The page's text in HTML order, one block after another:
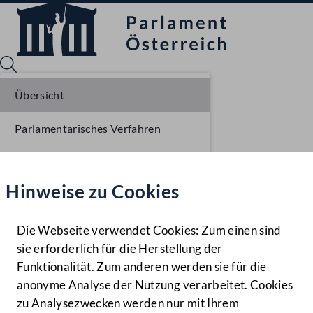
Hilfe
Benutzer
Navigationsmenü öffnen
MENÜ
Hinweise zu Cookies
Die Webseite verwendet Cookies: Zum einen sind
sie erforderlich für die Herstellung der
Funktionalität. Zum anderen werden sie für die
anonyme Analyse der Nutzung verarbeitet. Cookies
zu Analysezwecken werden nur mit Ihrem
Übersicht
Parlamentarisches Verfahren
Ausschussberatungen NR
Plenarberatungen NR
Einlangen BR
Ausschussberatungen BR